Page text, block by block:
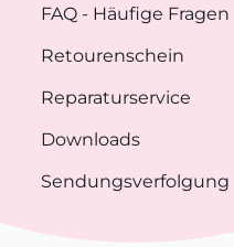
FAQ - Häufige Fragen
Retourenschein
Reparaturservice
Downloads
Sendungsverfolgung